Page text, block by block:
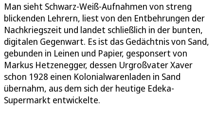
Man sieht Schwarz-Weiß-Aufnahmen von streng
blickenden Lehrern, liest von den Entbehrungen der
Nachkriegszeit und landet schließlich in der bunten,
digitalen Gegenwart. Es ist das Gedächtnis von Sand,
gebunden in Leinen und Papier, gesponsert von
Markus Hetzenegger, dessen Urgroßvater Xaver
schon 1928 einen Kolonialwarenladen in Sand
übernahm, aus dem sich der heutige Edeka-
Supermarkt entwickelte.